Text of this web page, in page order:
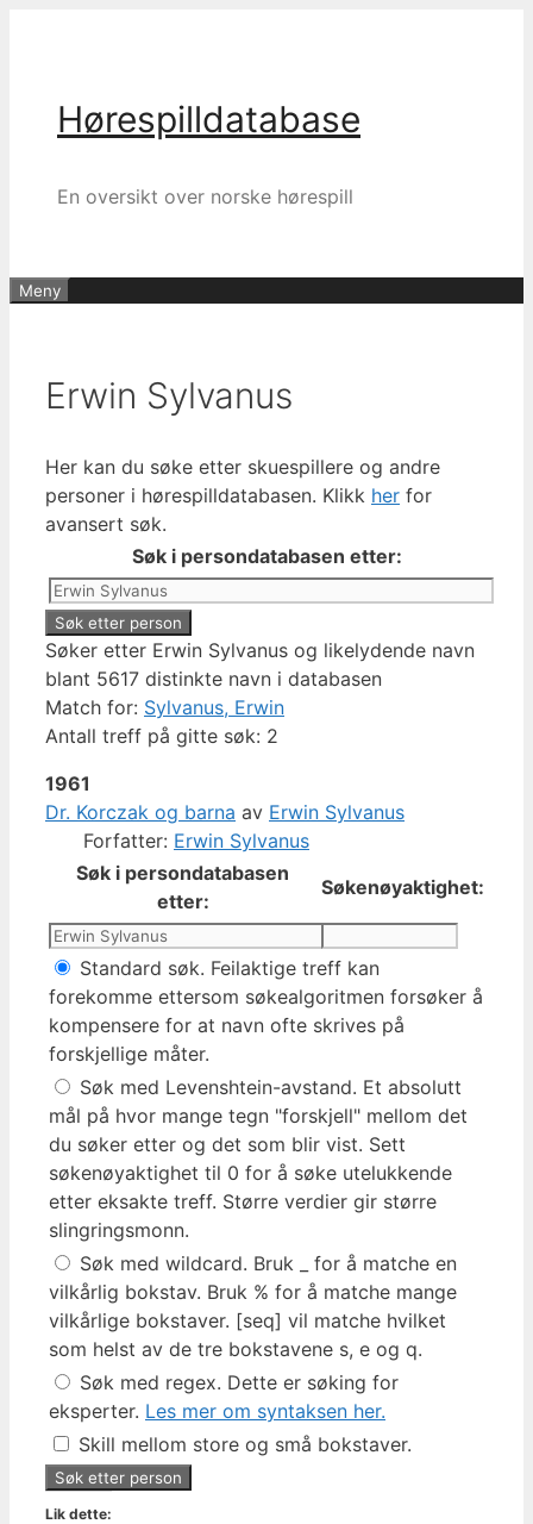
Hørespilldatabase
En oversikt over norske hørespill
Meny
Erwin Sylvanus
Her kan du søke etter skuespillere og andre
personer i hørespilldatabasen. Klikk her for
avansert søk.
Søk i persondatabasen etter:
Søker etter Erwin Sylvanus og likelydende navn
blant 5617 distinkte navn i databasen
Match for: Sylvanus, Erwin
Antall treff på gitte søk: 2
1961
Dr. Korczak og barna av Erwin Sylvanus
Forfatter: Erwin Sylvanus
Søk i persondatabasen
etter:
Søkenøyaktighet:
Standard søk. Feilaktige treff kan
forekomme ettersom søkealgoritmen forsøker å
kompensere for at navn ofte skrives på
forskjellige måter.
Søk med Levenshtein-avstand. Et absolutt
mål på hvor mange tegn "forskjell" mellom det
du søker etter og det som blir vist. Sett
søkenøyaktighet til 0 for å søke utelukkende
etter eksakte treff. Større verdier gir større
slingringsmonn.
Søk med wildcard. Bruk _ for å matche en
vilkårlig bokstav. Bruk % for å matche mange
vilkårlige bokstaver. [seq] vil matche hvilket
som helst av de tre bokstavene s, e og q.
Søk med regex. Dette er søking for
eksperter. Les mer om syntaksen her.
Skill mellom store og små bokstaver.
Lik dette: